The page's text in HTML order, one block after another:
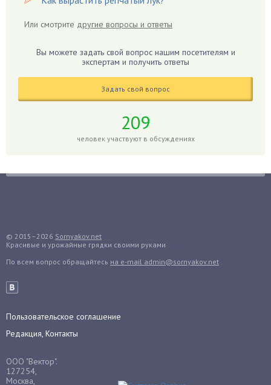
Гиацинт
Гладиолусы
Гранат
Грядки
Гуава
Декабрист
Дельфиниум
Денежное дерево
Или смотрите другие вопросы и ответы
Вы можете задать свой вопрос нашим посетителям и
экспертам и получить ответы
Задать свой вопрос
209
человек участвуют в обсуждениях
© 2015–2026 Sornyakov.net
Красивые и урожайные грядки своими руками
По всем вопрос обращайтесь на e-mail admin@sornyakov.net
Пользовательское соглашение
Редакция, Контакты
ООО "Вектор".
127254,
Москва,